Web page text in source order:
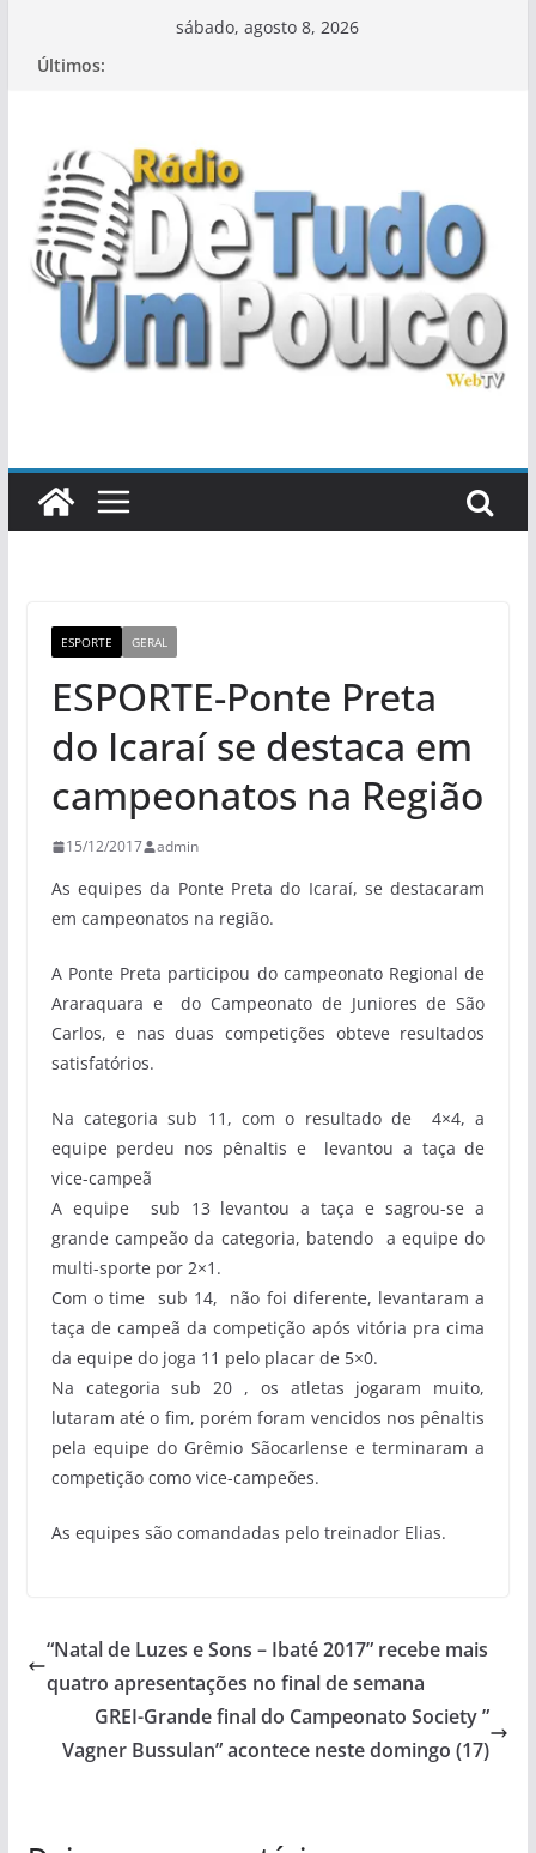
sábado, agosto 8, 2026
Últimos:
ESPORTE GERAL
ESPORTE-Ponte Preta
do Icaraí se destaca em
campeonatos na Região
15/12/2017 admin
As equipes da Ponte Preta do Icaraí, se destacaram
em campeonatos na região.
A Ponte Preta participou do campeonato Regional de
Araraquara e do Campeonato de Juniores de São
Carlos, e nas duas competições obteve resultados
satisfatórios.
Na categoria sub 11, com o resultado de 4×4, a
equipe perdeu nos pênaltis e levantou a taça de
vice-campeã
A equipe sub 13 levantou a taça e sagrou-se a
grande campeão da categoria, batendo a equipe do
multi-sporte por 2×1.
Com o time sub 14, não foi diferente, levantaram a
taça de campeã da competição após vitória pra cima
da equipe do joga 11 pelo placar de 5×0.
Na categoria sub 20 , os atletas jogaram muito,
lutaram até o fim, porém foram vencidos nos pênaltis
pela equipe do Grêmio Sãocarlense e terminaram a
competição como vice-campeões.
As equipes são comandadas pelo treinador Elias.
“Natal de Luzes e Sons – Ibaté 2017” recebe mais
quatro apresentações no final de semana
GREI-Grande final do Campeonato Society ”
Vagner Bussulan” acontece neste domingo (17)